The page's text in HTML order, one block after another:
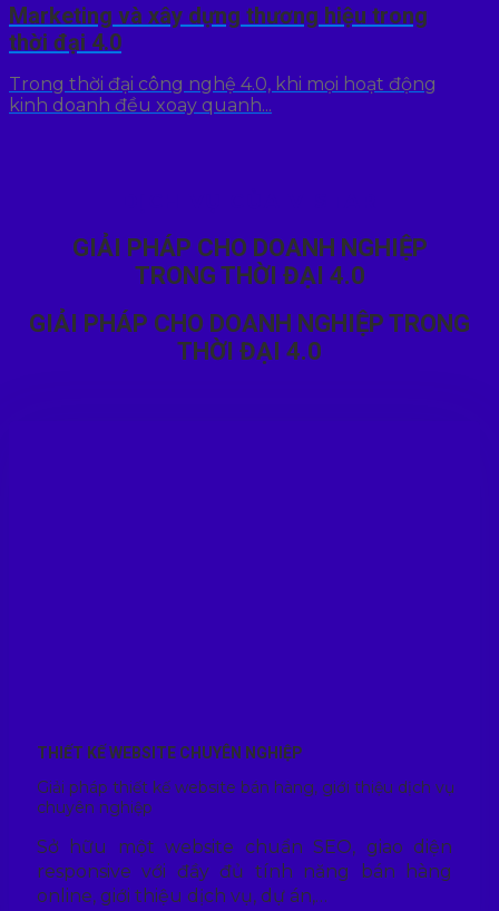
Marketing và xây dựng thương hiệu trong
thời đại 4.0
Trong thời đại công nghệ 4.0, khi mọi hoạt động
kinh doanh đều xoay quanh...
GIẢI PHÁP CHO DOANH NGHIỆP
TRONG THỜI ĐẠI 4.0
GIẢI PHÁP CHO DOANH NGHIỆP TRONG
THỜI ĐẠI 4.0
THIẾT KẾ WEBSITE CHUYÊN NGHIỆP
Giải pháp thiết kế website bán hàng, giới thiệu dịch vụ
chuyên nghiệp
Sở hữu một website chuẩn SEO, giao diện
responsive với đầy đủ tính năng bán hàng
online, giới thiệu dịch vụ, dự án,…